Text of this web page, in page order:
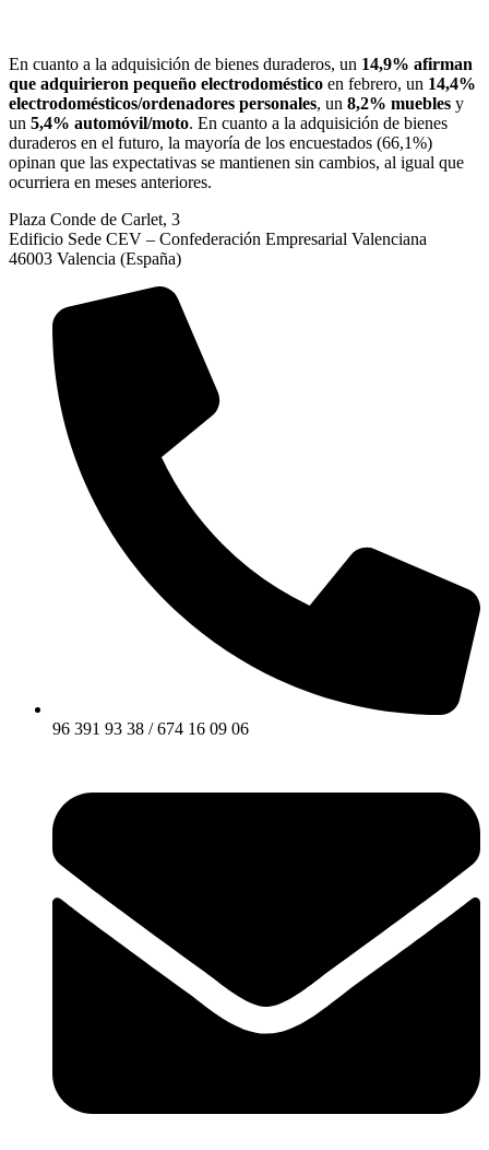
En cuanto a la adquisición de bienes duraderos, un 14,9% afirman
que adquirieron pequeño electrodoméstico en febrero, un 14,4%
electrodomésticos/ordenadores personales, un 8,2% muebles y
un 5,4% automóvil/moto. En cuanto a la adquisición de bienes
duraderos en el futuro, la mayoría de los encuestados (66,1%)
opinan que las expectativas se mantienen sin cambios, al igual que
ocurriera en meses anteriores.
Plaza Conde de Carlet, 3
Edificio Sede CEV – Confederación Empresarial Valenciana
46003 Valencia (España)
96 391 93 38 / 674 16 09 06